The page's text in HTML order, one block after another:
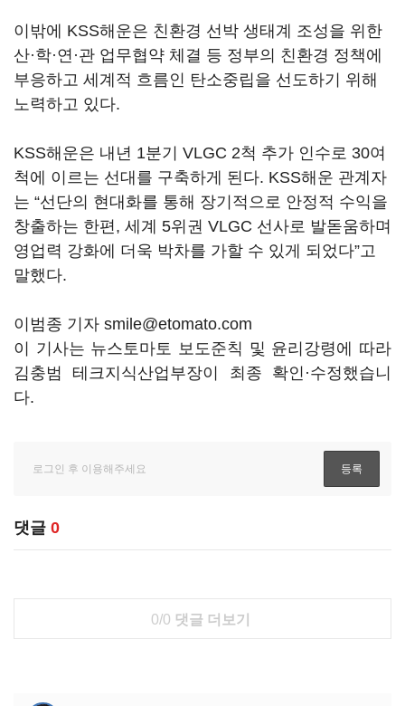
이밖에 KSS해운은 친환경 선박 생태계 조성을 위한
산·학·연·관 업무협약 체결 등 정부의 친환경 정책에
부응하고 세계적 흐름인 탄소중립을 선도하기 위해
노력하고 있다.
KSS해운은 내년 1분기 VLGC 2척 추가 인수로 30여
척에 이르는 선대를 구축하게 된다. KSS해운 관계자
는 “선단의 현대화를 통해 장기적으로 안정적 수익을
창출하는 한편, 세계 5위권 VLGC 선사로 발돋움하며
영업력 강화에 더욱 박차를 가할 수 있게 되었다”고
말했다.
이범종 기자 smile@etomato.com
이 기사는 뉴스토마토 보도준칙 및 윤리강령에 따라
김충범 테크지식산업부장이 최종 확인·수정했습니
다.
댓글 0
0/0 댓글 더보기